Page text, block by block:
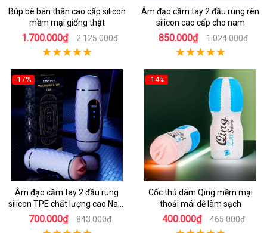
Búp bê bán thân cao cấp silicon
mềm mại giống thật
1.700.000₫ 2.125.000₫
Âm đạo cầm tay 2 đầu rung rên
silicon cao cấp cho nam
850.000₫ 1.024.000₫
-17%
Âm đạo cầm tay 2 đầu rung
silicon TPE chất lượng cao Nam
giới
700.000₫ 843.000₫
-14%
Cốc thủ dâm Qing mềm mại
thoải mái dễ làm sạch
400.000₫ 465.000₫